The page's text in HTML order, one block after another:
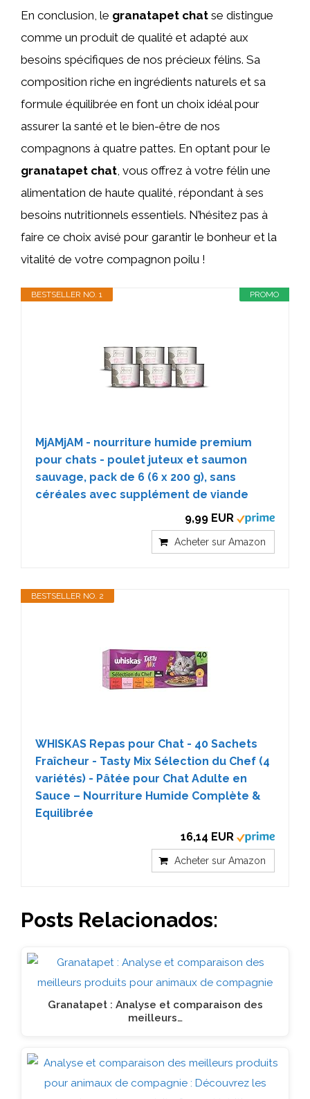
En conclusion, le granatapet chat se distingue
comme un produit de qualité et adapté aux
besoins spécifiques de nos précieux félins. Sa
composition riche en ingrédients naturels et sa
formule équilibrée en font un choix idéal pour
assurer la santé et le bien-être de nos
compagnons à quatre pattes. En optant pour le
granatapet chat , vous offrez à votre félin une
alimentation de haute qualité, répondant à ses
besoins nutritionnels essentiels. N’hésitez pas à
faire ce choix avisé pour garantir le bonheur et la
vitalité de votre compagnon poilu !
PROMO
BESTSELLER NO. 1
MjAMjAM - nourriture humide premium
pour chats - poulet juteux et saumon
sauvage, pack de 6 (6 x 200 g), sans
céréales avec supplément de viande
9,99 EUR
Acheter sur Amazon
BESTSELLER NO. 2
WHISKAS Repas pour Chat - 40 Sachets
Fraîcheur - Tasty Mix Sélection du Chef (4
variétés) - Pâtée pour Chat Adulte en
Sauce – Nourriture Humide Complète &
Equilibrée
16,14 EUR
Acheter sur Amazon
Posts Relacionados:
Granatapet : Analyse et comparaison des
meilleurs…